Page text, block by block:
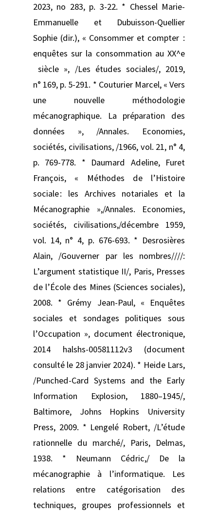
2023, no 283, p. 3‑22. * Chessel Marie-
Emmanuelle et Dubuisson-Quellier
Sophie (dir.), « Consommer et compter :
enquêtes sur la consommation au XX^e
siècle », /Les études sociales/, 2019,
n° 169, p. 5‑291. * Couturier Marcel, « Vers
une nouvelle méthodologie
mécanographique. La préparation des
données », /Annales. Economies,
sociétés, civilisations, /1966, vol. 21, n° 4,
p. 769‑778. * Daumard Adeline, Furet
François, « Méthodes de l’Histoire
sociale : les Archives notariales et la
Mécanographie »,/Annales. Economies,
sociétés, civilisations,/décembre 1959,
vol. 14, n° 4, p. 676‑693. * Desrosières
Alain, /Gouverner par les nombres////:
L’argument statistique II/, Paris, Presses
de l’École des Mines (Sciences sociales),
2008. * Grémy Jean-Paul, « Enquêtes
sociales et sondages politiques sous
l’Occupation », document électronique,
2014 halshs-00581112v3 (document
consulté le 28 janvier 2024). * Heide Lars,
/Punched-Card Systems and the Early
Information Explosion, 1880–1945/,
Baltimore, Johns Hopkins University
Press, 2009. * Lengelé Robert, /L’étude
rationnelle du marché/, Paris, Delmas,
1938. * Neumann Cédric,/ De la
mécanographie à l’informatique. Les
relations entre catégorisation des
techniques, groupes professionnels et